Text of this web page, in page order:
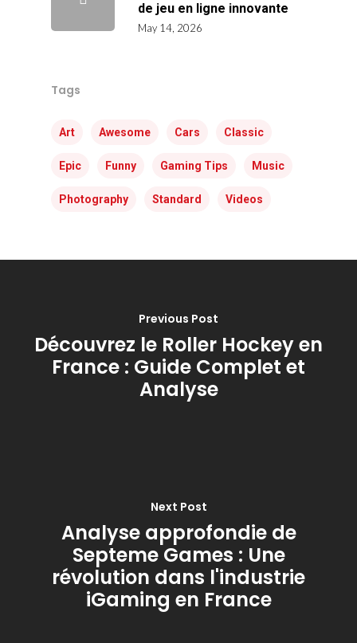
de jeu en ligne innovante
May 14, 2026
Tags
Art Awesome Cars Classic
Epic Funny Gaming Tips Music
Photography Standard Videos
Previous Post
Découvrez le Roller Hockey en
France : Guide Complet et
Analyse
Next Post
Analyse approfondie de
Septeme Games : Une
révolution dans l'industrie
iGaming en France